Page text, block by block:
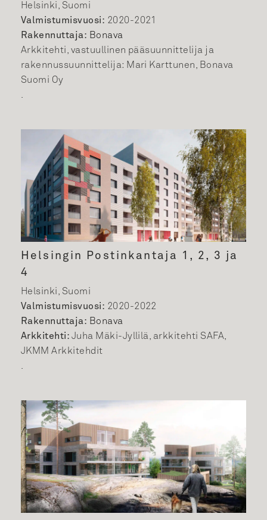
Helsinki, Suomi
Valmistumisvuosi: 2020-2021
Rakennuttaja: Bonava
Arkkitehti, vastuullinen pääsuunnittelija ja
rakennussuunnittelija: Mari Karttunen, Bonava
Suomi Oy
Helsingin Postinkantaja 1, 2, 3 ja
4
Helsinki, Suomi
Valmistumisvuosi: 2020-2022
Rakennuttaja: Bonava
Arkkitehti: Juha Mäki-Jyllilä, arkkitehti SAFA,
JKMM Arkkitehdit